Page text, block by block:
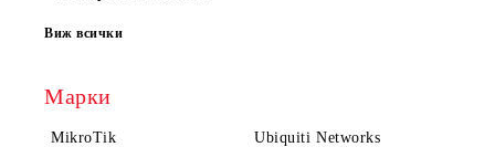
Виж всички
Марки
MikroTik Ubiquiti Networks